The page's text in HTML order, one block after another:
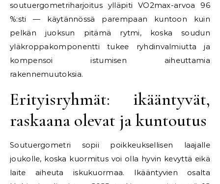
soutuergometriharjoitus ylläpiti VO2max-arvoa 96
%:sti — käytännössä parempaan kuntoon kuin
pelkän juoksun pitämä rytmi, koska soudun
yläkroppakomponentti tukee ryhdinvalmiutta ja
kompensoi istumisen aiheuttamia
rakennemuutoksia.
Erityisryhmät: ikääntyvät,
raskaana olevat ja kuntoutus
Soutuergometri sopii poikkeuksellisen laajalle
joukolle, koska kuormitus voi olla hyvin kevyttä eikä
laite aiheuta iskukuormaa. Ikääntyvien osalta